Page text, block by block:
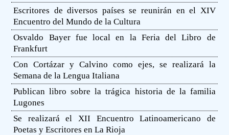
Escritores de diversos países se reunirán en el XIV
Encuentro del Mundo de la Cultura
Osvaldo Bayer fue local en la Feria del Libro de
Frankfurt
Con Cortázar y Calvino como ejes, se realizará la
Semana de la Lengua Italiana
Publican libro sobre la trágica historia de la familia
Lugones
Se realizará el XII Encuentro Latinoamericano de
Poetas y Escritores en La Rioja